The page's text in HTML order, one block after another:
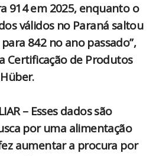
914 em 2025, enquanto o
válidos no Paraná saltou
842 no ano passado”,
Certificação de Produtos
– Esses dados são
por uma alimentação
aumentar a procura por